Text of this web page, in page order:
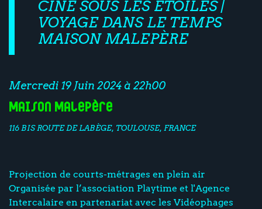
CINÉ SOUS LES ÉTOILES |
VOYAGE DANS LE TEMPS
MAISON MALEPÈRE
Mercredi 19 Juin 2024 à 22h00
Maison Malepère
116 BIS ROUTE DE LABÈGE, TOULOUSE, FRANCE
Projection de courts-métrages en plein air
Organisée par l’association Playtime et l'Agence
Intercalaire en partenariat avec les Vidéophages